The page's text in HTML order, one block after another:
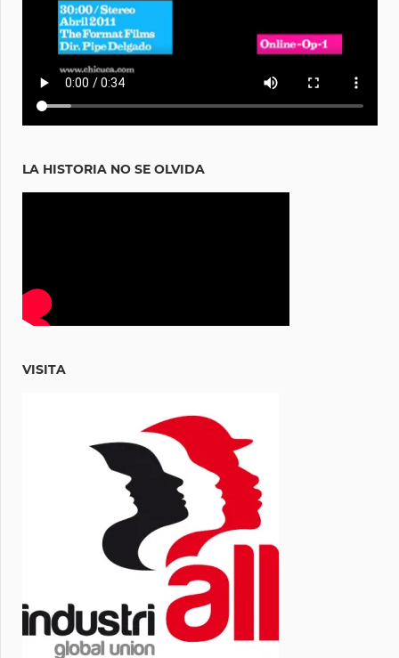
LA HISTORIA NO SE OLVIDA
VISITA